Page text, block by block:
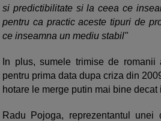
si predictibilitate si la ceea ce
pentru ca practic aceste tipuri de
ce inseamna un mediu stabil"
In plus, sumele trimise de
pentru prima data dupa criza din
hotare le merge putin mai bine decat
Radu Pojoga, reprezentantul unei